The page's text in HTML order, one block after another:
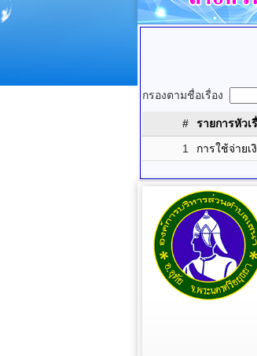
กรองตามชื่อเรื่อง
# รายการหัวเ
1
การใช้จ่าย